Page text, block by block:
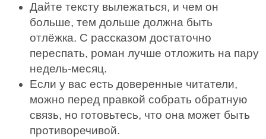
Дайте тексту вылежаться, и чем он
больше, тем дольше должна быть
отлёжка. С рассказом достаточно
переспать, роман лучше отложить на пару
недель-месяц.
Если у вас есть доверенные читатели,
можно перед правкой собрать обратную
связь, но готовьтесь, что она может быть
противоречивой.